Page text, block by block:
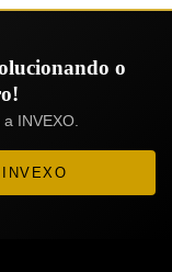
o
INVEXO.